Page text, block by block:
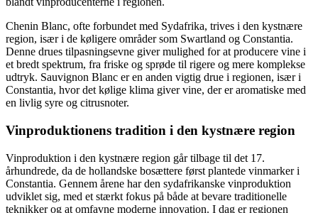
Chenin Blanc, ofte forbundet med Sydafrika, trives i den kystnære
region, især i de køligere områder som Swartland og Constantia.
Denne drues tilpasningsevne giver mulighed for at producere vine i
et bredt spektrum, fra friske og sprøde til rigere og mere komplekse
udtryk. Sauvignon Blanc er en anden vigtig drue i regionen, især i
Constantia, hvor det kølige klima giver vine, der er aromatiske med
en livlig syre og citrusnoter.
Vinproduktionens tradition i den kystnære region
Vinproduktion i den kystnære region går tilbage til det 17.
århundrede, da de hollandske bosættere først plantede vinmarker i
Constantia. Gennem årene har den sydafrikanske vinproduktion
udviklet sig, med et stærkt fokus på både at bevare traditionelle
teknikker og at omfavne moderne innovation. I dag er regionen